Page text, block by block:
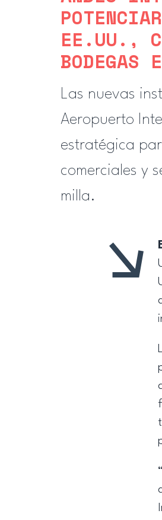
EE.UU.,
BODEGAS
Las nuevas
Aeropuerto
estratégica
comerciales y
milla.